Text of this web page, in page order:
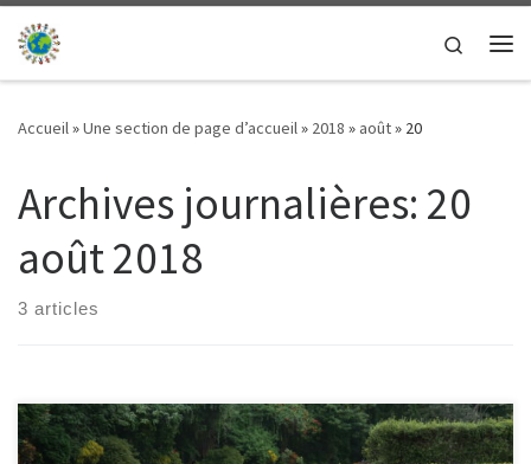
Passer au contenu
Search
Accueil»Une section de page d’accueil» 2018 » août» 20
Archives journalières: 20
août 2018
3 articles